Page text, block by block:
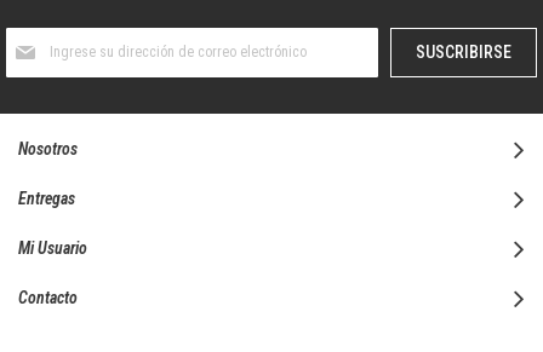
boletín
SUSCRIBIRSE
Nosotros
Entregas
Mi Usuario
Contacto